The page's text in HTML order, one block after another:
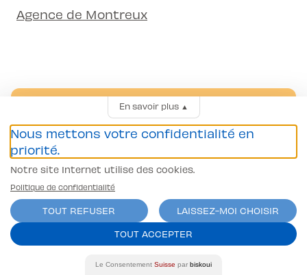
Agence de Montreux
Une app exclusive !
L’application mobile réservée aux clients L-
Pittet. Suis en temps réel l’avancée de ta
formation et réserve tes prochaines
En savoir plus▲
Nous mettons votre confidentialité en
priorité.
Notre site Internet utilise des cookies.
Politique de confidentialité
TOUT REFUSER
LAISSEZ-MOI CHOISIR
TOUT ACCEPTER
Le Consentement Suisse par biskoui